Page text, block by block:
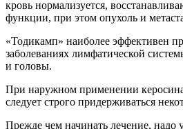
кровь нормализуется,
функции, при этом опухоль и
«Тодикамп» наиболее эффективен
заболеваниях лимфатической
и головы.
При наружном применении
следует строго придерживаться
Прежде чем начинать лечение, надо